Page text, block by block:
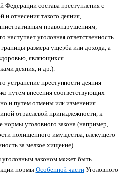
Федерации состава преступления с
и отнесения такого деяния,
правонарушениям;
наступает уголовная ответственность
размера ущерба или дохода, а
являющихся
деяния, и др.).
устранение преступности деяния
путем внесения соответствующих
и путем отмены или изменения
отраслевой принадлежности, к
уголовного закона (например,
похищенного имущества, влекущего
за мелкое хищение).
уголовным законом может быть
нормы Особенной частиУголовного